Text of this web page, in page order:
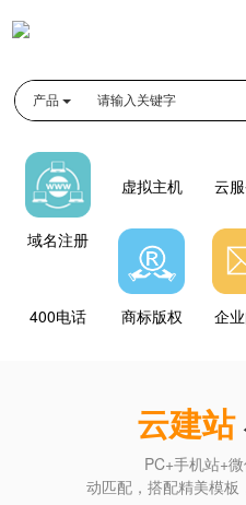
产品
域名注册
400电话
虚拟主机
商标版权
云
企
云建站
PC+手机站+
动匹配，搭配精美模板